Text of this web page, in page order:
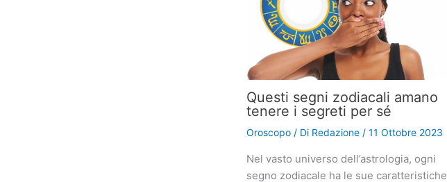
Questi segni zodiacali amano
tenere i segreti per sé
Oroscopo/ Di Redazione / 11 Ottobre 2023
Nel vasto universo dell’astrologia, ogni
segno zodiacale ha le sue caratteristiche